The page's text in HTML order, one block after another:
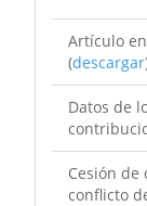
Artículo
(descargar
Datos de
Cesión de
conflicto